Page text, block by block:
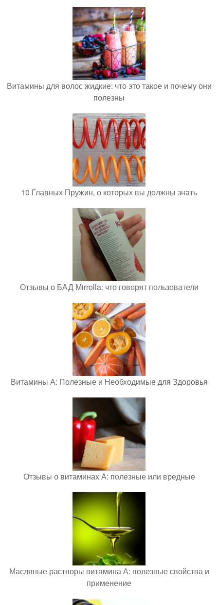
Витамины для волос жидкие: что это такое и почему они
полезны
10 Главных Пружин, о которых вы должны знать
Отзывы о БАД Mirrolla: что говорят пользователи
Витамины А: Полезные и Необходимые для Здоровья
Отзывы о витаминах А: полезные или вредные
Масляные растворы витамина А: полезные свойства и
применение